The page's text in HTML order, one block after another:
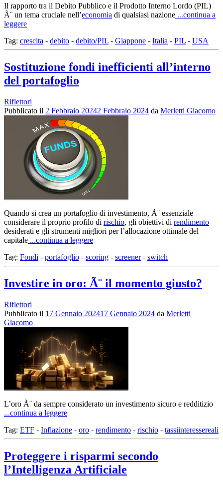
Il rapporto tra il Debito Pubblico e il Prodotto Interno Lordo (PIL)
Ã¨ un tema cruciale nell’economia di qualsiasi nazione ...continua a
leggere
Tag: crescita - debito - debito/PIL - Giappone - Italia - PIL - USA
Sostituzione fondi inefficienti all’interno
del portafoglio
Riflettori
Pubblicato il 2 Febbraio 20242 Febbraio 2024 da Merletti Giacomo
Quando si crea un portafoglio di investimento, Ã¨ essenziale
considerare il proprio profilo di rischio, gli obiettivi di rendimento
desiderati e gli strumenti migliori per l’allocazione ottimale del
capitale ...continua a leggere
Tag: Fondi - portafoglio - scoring - screener- switch
Investire in oro: Ã¨ il momento giusto?
Riflettori
Pubblicato il 17 Gennaio 202417 Gennaio 2024 da Merletti
Giacomo
L’oro Ã¨ da sempre considerato un investimento sicuro e redditizio
...continua a leggere
Tag: ETF - Inflazione - oro - rendimento - rischio - tassiinteressereali
Proteggere i risparmi secondo
l’Intelligenza Artificiale